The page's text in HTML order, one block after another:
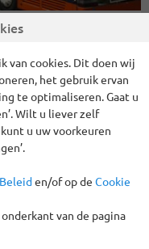
Tourist
wat het verschil is
een Comfort Class
video gemaakt
duidelijk
tussen deze beide
als klant het meest
Tourist Class
benen, bij een
van cookies. Dit doen wij
het gebruik ervan
te optimaliseren. Gaat u
Wilt u liever zelf
u uw voorkeuren
en/of op de Cookie
van de pagina